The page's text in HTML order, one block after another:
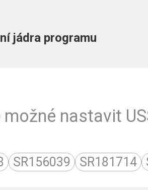
jádra programu
možné nastavit
SR156039 SR181714